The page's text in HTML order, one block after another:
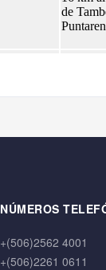
NÚMEROS
+(506)2562 4001
+(506)2261 0611